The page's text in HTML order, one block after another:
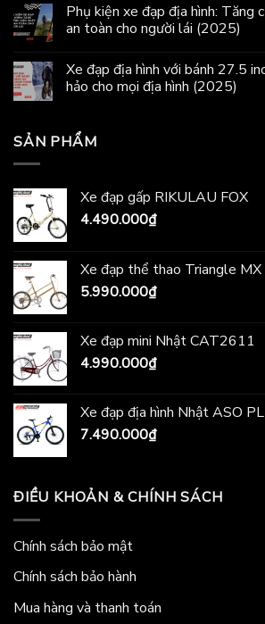
Phụ kiện xe đạp địa hình: Tăng
an toàn cho người lái (2025)
Xe đạp địa hình với bánh 27.5
hảo cho mọi địa hình (2025)
SẢN PHẨM
Xe đạp gấp RIKULAU FOX
4.490.000₫
Xe đạp thể thao Triangle MX
5.990.000₫
Xe đạp mini Nhật CAT2611
4.990.000₫
Xe đạp địa hình Nhật ASO
7.490.000₫
ĐIỀU KHOẢN & CHÍNH SÁCH
Chính sách bảo mật
Chính sách bảo hành
Mua hàng và thanh toán